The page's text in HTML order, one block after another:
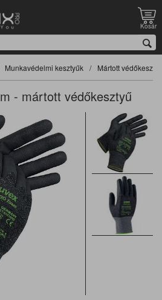
Kosár
Munkavédelmi kesztyűk Mártott védőkesztyű
- mártott védőkesztyű